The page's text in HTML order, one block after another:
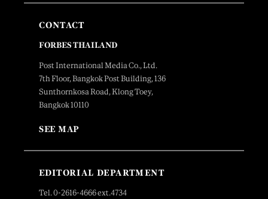
CONTACT
FORBES THAILAND
Post International Media Co., Ltd.
7th Floor, Bangkok Post Building, 136
Sunthornkosa Road, Klong Toey,
Bangkok 10110
SEE MAP
EDITORIAL DEPARTMENT
Tel. 0-2616-4666 ext.4734